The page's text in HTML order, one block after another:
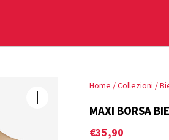
Home /Collezioni /
MAXI BORSA
€35,90